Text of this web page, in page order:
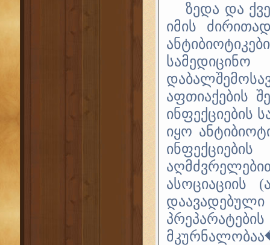
ზედა და
იმის
აფთიაქების
იყო
ასოციაციის
დაავადებული